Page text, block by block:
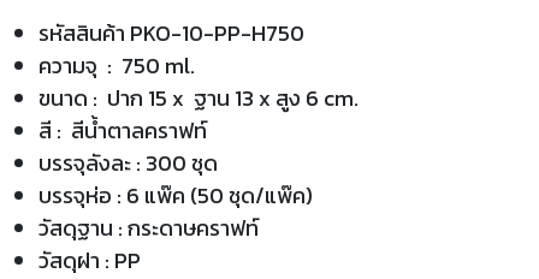
รหัสสินค้า PKO-10-PP-H750
ความจุ : 750 ml.
ขนาด : ปาก 15 x ฐาน 13 x สูง 6 cm.
สี : สีน้ำตาลคราฟท์
บรรจุลังละ : 300 ชุด
บรรจุห่อ : 6 แพ๊ค (50 ชุด/แพ๊ค)
วัสดุฐาน : กระดาษคราฟท์
วัสดุฝา : PP